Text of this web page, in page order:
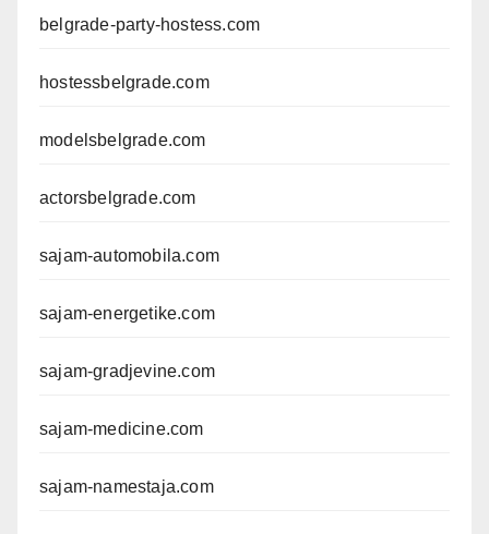
belgrade-party-hostess.com
hostessbelgrade.com
modelsbelgrade.com
actorsbelgrade.com
sajam-automobila.com
sajam-energetike.com
sajam-gradjevine.com
sajam-medicine.com
sajam-namestaja.com